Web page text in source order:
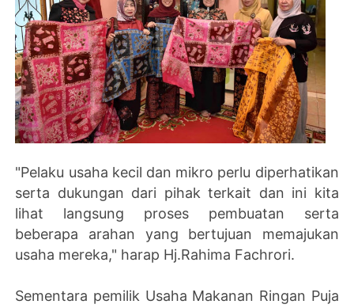
"Pelaku usaha kecil dan mikro perlu diperhatikan
serta dukungan dari pihak terkait dan ini kita
lihat langsung proses pembuatan serta
beberapa arahan yang bertujuan memajukan
usaha mereka," harap Hj.Rahima Fachrori.
Sementara pemilik Usaha Makanan Ringan Puja